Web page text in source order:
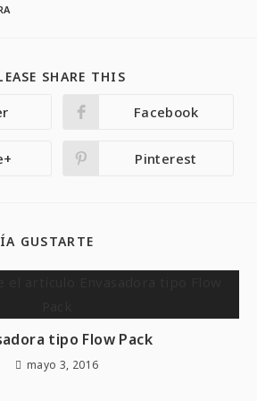
SHARE THIS
Facebook
Pinterest
GUSTARTE
tipo Flow Pack
mayo 3, 2016